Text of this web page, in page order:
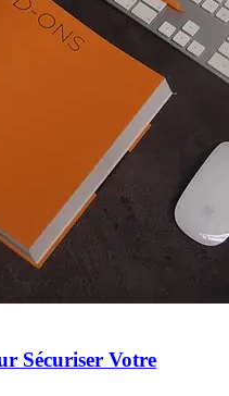
Sécuriser Votre